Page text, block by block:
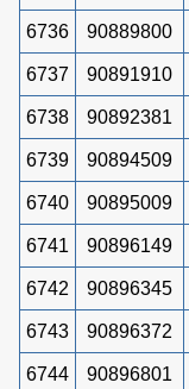
6736 90889800
6737 90891910
6738 90892381
6739 90894509
6740 90895009
6741 90896149
6742 90896345
6743 90896372
6744 90896801